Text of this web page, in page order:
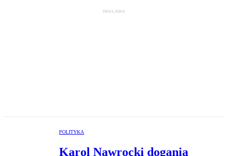
POLITYKA
Karol Nawrocki dogania